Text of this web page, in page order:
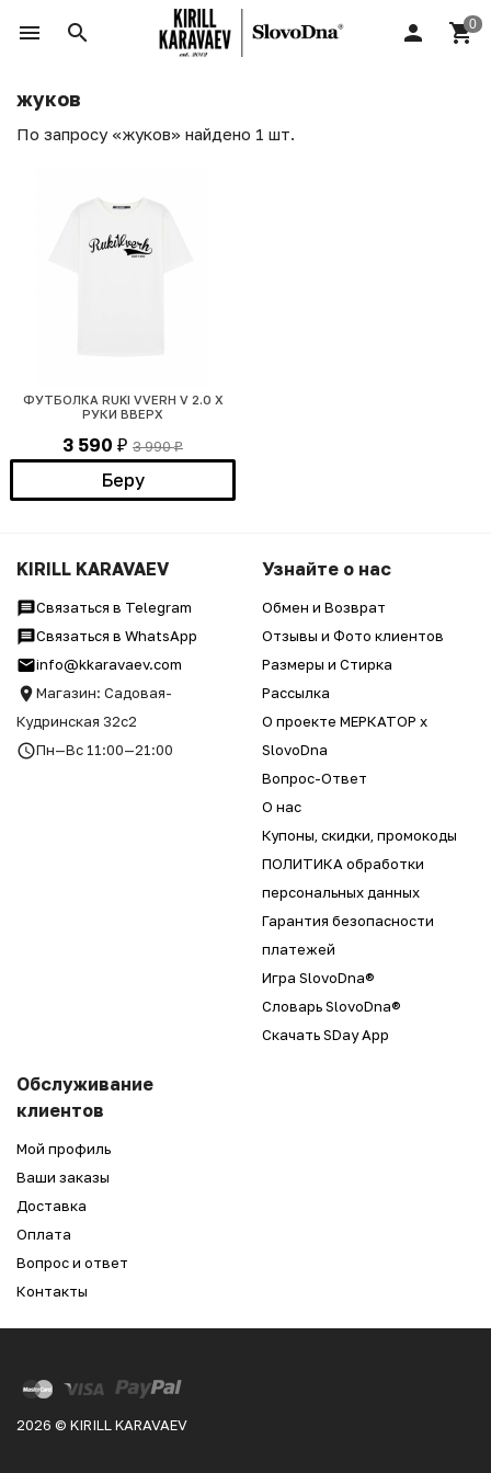
жуков
По запросу «жуков» найдено 1 шт.
ФУТБОЛКА RUKI VVERH V 2.0 Х
РУКИ ВВЕРХ
3 590 ₽ 3 990₽
Беру
KIRILL KARAVAEV
Связаться в Telegram
Связаться в WhatsApp
info@kkaravaev.com
Магазин: Садовая-
Кудринская 32с2
Пн—Вс 11:00—21:00
Узнайте о нас
Обмен и Возврат
Отзывы и Фото клиентов
Размеры и Стирка
Рассылка
О проекте МЕРКАТОР x
SlovoDna
Вопрос-Ответ
О нас
Купоны, скидки, промокоды
ПОЛИТИКА обработки
персональных данных
Гарантия безопасности
платежей
Игра SlovoDna®
Словарь SlovoDna®
Скачать SDay App
Обслуживание
клиентов
Мой профиль
Ваши заказы
Доставка
Оплата
Вопрос и ответ
Контакты
2026 © KIRILL KARAVAEV